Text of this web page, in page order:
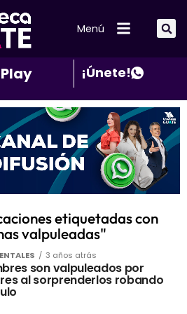
Menú
¡Únete!
etiquetadas con
valpuleadas"
3 años atrás
son valpuleados por
al sorprenderlos robando